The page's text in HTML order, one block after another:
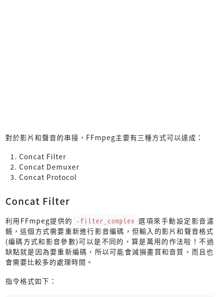
對於影片和聲音的串接，FFmpeg主要有三種方式可以達成：
Concat Filter
Concat Demuxer
Concat Protocol
Concat Filter
利用FFmpeg提供的 -filter_complex 選項來手動設定影音濾
鏡，這個方式需要重新進行影音編碼，但輸入的影片和聲音格式
(編碼方式和影音參數)可以是不同的，算是萬用的作法啦！不過
缺點就是因為要重新編碼，所以可能會減損畫質和音質，而且也
會需要比較多的處理時間。
指令格式如下：